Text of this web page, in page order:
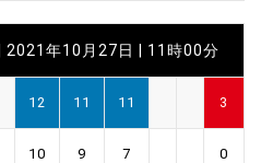
2021年10月27日 | 11時00分
12 11 11 3
10 9 7 0